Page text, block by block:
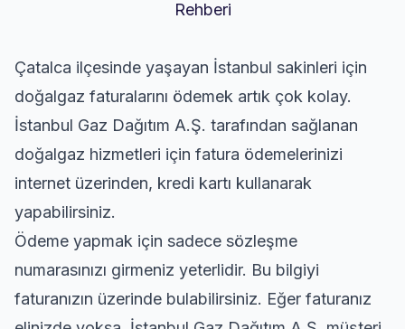
Rehberi
Çatalca ilçesinde yaşayan İstanbul sakinleri için
doğalgaz faturalarını ödemek artık çok kolay.
İstanbul Gaz Dağıtım A.Ş. tarafından sağlanan
doğalgaz hizmetleri için fatura ödemelerinizi
internet üzerinden, kredi kartı kullanarak
yapabilirsiniz.
Ödeme yapmak için sadece sözleşme
numarasınızı girmeniz yeterlidir. Bu bilgiyi
faturanızın üzerinde bulabilirsiniz. Eğer faturanız